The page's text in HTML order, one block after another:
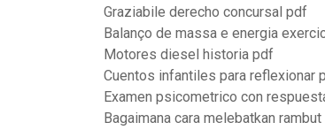
Graziabile derecho concursal pdf
Balanço de massa e energia
Motores diesel historia pdf
Cuentos infantiles para reflexionar
Examen psicometrico con
Bagaimana cara melebatkan